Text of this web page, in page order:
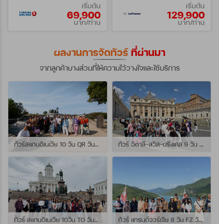
เริ่มต้น
69,900
บาท/ท่าน
เริ่มต้น
129,900
บาท/ท่าน
ผลงานการจัดทัวร์ ที่ผ่านมา
จากลูกค้าบางส่วนที่ให้ความไว้วางใจและใช้บริการ
ทัวร์สแกนดิเนเวีย 10 วัน QR วันที่ 23 กรกฏาคม - 01 สิงหาคม 2569 เดินทางกับไกด์พี่จุ้ย และ พี่กั้ง ทัวร์ อิตาลี-สวิส-ฝรั่งเศส 9 วัน QR วันที่ 24 กรกฏาคม - 01 สิงหาคม 2569 เดินทางกับไกด์พี่เช
ทัวร์ สแกนดิเนเวีย 10วัน TG วันที่ 24 กรกฏาคม - 02 สิงหาคม 2569 เดินทางกับไกด์พี่ยอร์ช ทัวร์ แกรนด์จอร์เจีย 8 วัน FZ วันที่ 26 กรกฎาคม - 02 สิงหาคม 2569 เดินทางกับไกด์พี่โจ๊ก